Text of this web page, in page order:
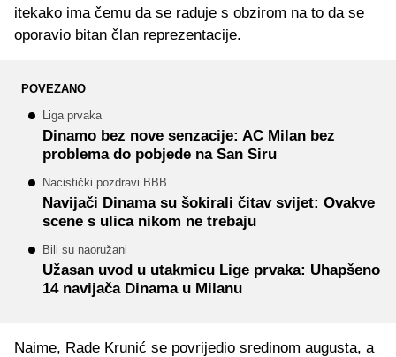
itekako ima čemu da se raduje s obzirom na to da se
oporavio bitan član reprezentacije.
POVEZANO
Liga prvaka
Dinamo bez nove senzacije: AC Milan bez
problema do pobjede na San Siru
Nacistički pozdravi BBB
Navijači Dinama su šokirali čitav svijet: Ovakve
scene s ulica nikom ne trebaju
Bili su naoružani
Užasan uvod u utakmicu Lige prvaka: Uhapšeno
14 navijača Dinama u Milanu
Naime, Rade Krunić se povrijedio sredinom augusta, a